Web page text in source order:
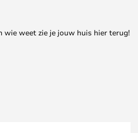
wie weet zie je jouw huis hier terug!